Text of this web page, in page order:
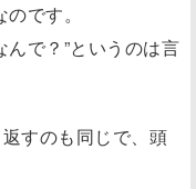
です。
んで？”というのは言
すのも同じで、頭